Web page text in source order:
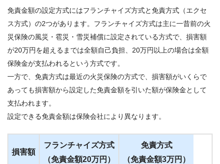
免責金額の設定方式にはフランチャイズ方式と免責方式（エクセ
ス方式）の2つがあります。フランチャイズ方式は主に一昔前の火
災保険の風災・雹災・雪災補償に設定されている方式で、損害額
が20万円を超えるまでは全額自己負担、20万円以上の場合は全額
保険金が支払われるという方式です。
一方で、免責方式は最近の火災保険の方式で、損害額がいくらで
あっても損害額から設定した免責金額を引いた額が保険金として
支払われます。
設定できる免責金額は保険会社により異なります。
損害額
フランチャイズ方式
（免責金額20万円）
免責方式
（免責金額3万円）